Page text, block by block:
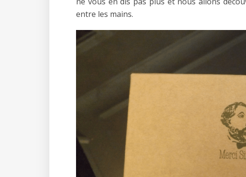
entre les mains.